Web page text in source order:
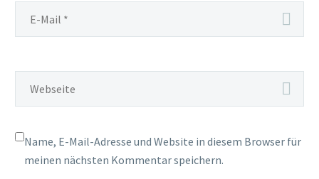
Name, E-Mail-Adresse und Website in diesem Browser für
meinen nächsten Kommentar speichern.